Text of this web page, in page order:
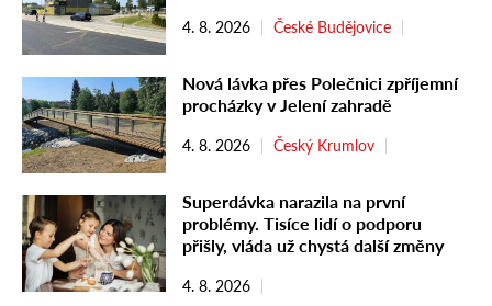
4. 8. 2026 České Budějovice
Nová lávka přes Polečnici zpříjemní
procházky v Jelení zahradě
4. 8. 2026 Český Krumlov
Superdávka narazila na první
problémy. Tisíce lidí o podporu
přišly, vláda už chystá další změny
4. 8. 2026